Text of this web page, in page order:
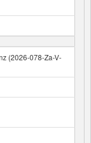
(2026-078-Za-V-